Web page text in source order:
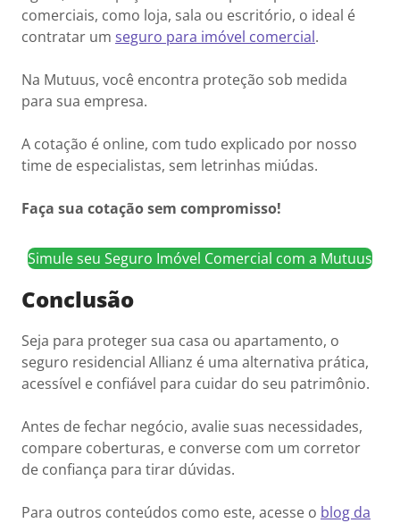
comerciais, como loja, sala ou escritório, o ideal é
contratar um seguro para imóvel comercial.
Na Mutuus, você encontra proteção sob medida
para sua empresa.
A cotação é online, com tudo explicado por nosso
time de especialistas, sem letrinhas miúdas.
Faça sua cotação sem compromisso!
Simule seu Seguro Imóvel Comercial com a Mutuus
Conclusão
Seja para proteger sua casa ou apartamento, o
seguro residencial Allianz é uma alternativa prática,
acessível e confiável para cuidar do seu patrimônio.
Antes de fechar negócio, avalie suas necessidades,
compare coberturas, e converse com um corretor
de confiança para tirar dúvidas.
Para outros conteúdos como este, acesse o blog da